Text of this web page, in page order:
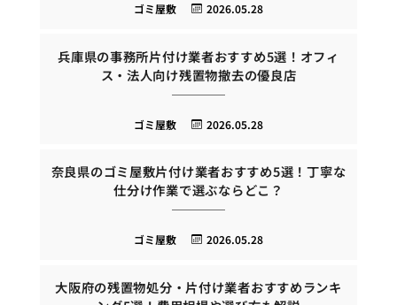
2026.05.28
ゴミ屋敷
兵庫県の事務所片付け業者おすすめ5選！オフィ
ス・法人向け残置物撤去の優良店
2026.05.28
ゴミ屋敷
奈良県のゴミ屋敷片付け業者おすすめ5選！丁寧な
仕分け作業で選ぶならどこ？
2026.05.28
ゴミ屋敷
大阪府の残置物処分・片付け業者おすすめランキ